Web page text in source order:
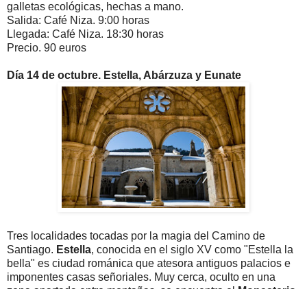
galletas ecológicas, hechas a mano.
Salida: Café Niza. 9:00 horas
Llegada: Café Niza. 18:30 horas
Precio. 90 euros
Día 14 de octubre. Estella, Abárzuza y Eunate
Tres localidades tocadas por la magia del Camino de
Santiago. Estella, conocida en el siglo XV como "Estella la
bella" es ciudad románica que atesora antiguos palacios e
imponentes casas señoriales. Muy cerca, oculto en una